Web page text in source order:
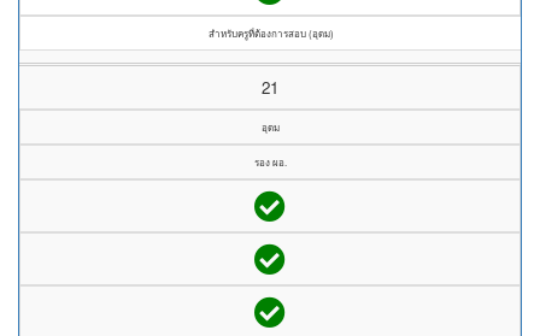
สำหรับครูที่ต้องการสอบ (อุดม)
21
อุดม
รอง ผอ.